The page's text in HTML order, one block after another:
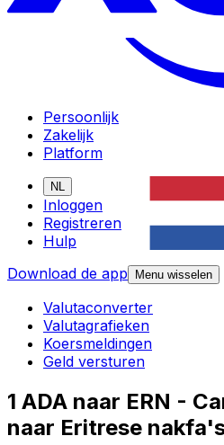
Persoonlijk
Zakelijk
Platform
NL
Inloggen
Registreren
Hulp
Download de app
Menu wisselen
Valutaconverter
Valutagrafieken
Koersmeldingen
Geld versturen
1 ADA naar ERN -
naar Eritrese